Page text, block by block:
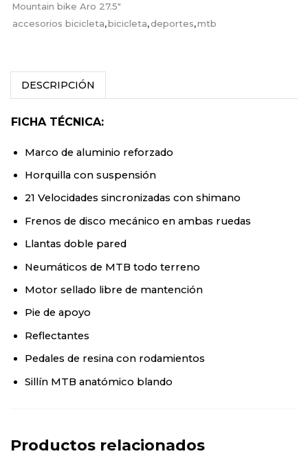
Mountain bike Aro 27.5"
accesorios bicicleta,bicicleta,deportes,mtb
DESCRIPCIÓN
FICHA TÉCNICA:
Marco de aluminio reforzado
Horquilla con suspensión
21 Velocidades sincronizadas con shimano
Frenos de disco mecánico en ambas ruedas
Llantas doble pared
Neumáticos de MTB todo terreno
Motor sellado libre de mantención
Pie de apoyo
Reflectantes
Pedales de resina con rodamientos
Sillín MTB anatómico blando
Productos relacionados